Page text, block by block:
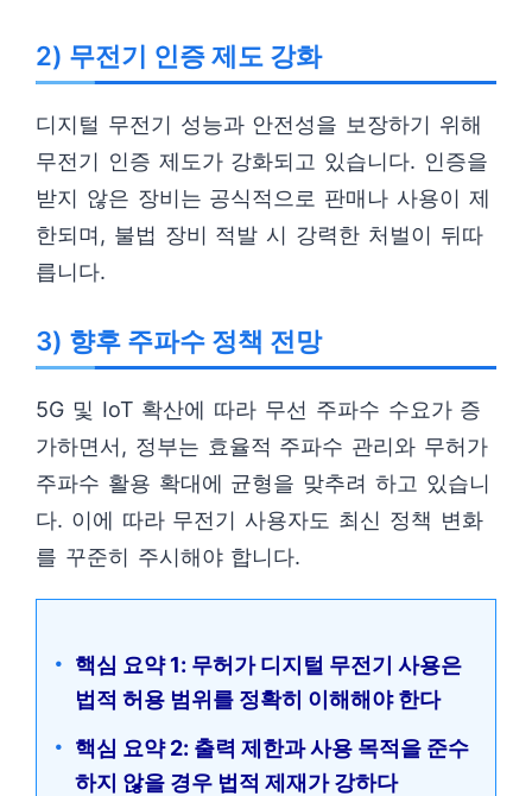
2) 무전기 인증 제도 강화
디지털 무전기 성능과 안전성을 보장하기 위해
무전기 인증 제도가 강화되고 있습니다. 인증을
받지 않은 장비는 공식적으로 판매나 사용이 제
한되며, 불법 장비 적발 시 강력한 처벌이 뒤따
릅니다.
3) 향후 주파수 정책 전망
5G 및 IoT 확산에 따라 무선 주파수 수요가 증
가하면서, 정부는 효율적 주파수 관리와 무허가
주파수 활용 확대에 균형을 맞추려 하고 있습니
다. 이에 따라 무전기 사용자도 최신 정책 변화
를 꾸준히 주시해야 합니다.
핵심 요약 1: 무허가 디지털 무전기 사용은
법적 허용 범위를 정확히 이해해야 한다
핵심 요약 2: 출력 제한과 사용 목적을 준수
하지 않을 경우 법적 제재가 강하다